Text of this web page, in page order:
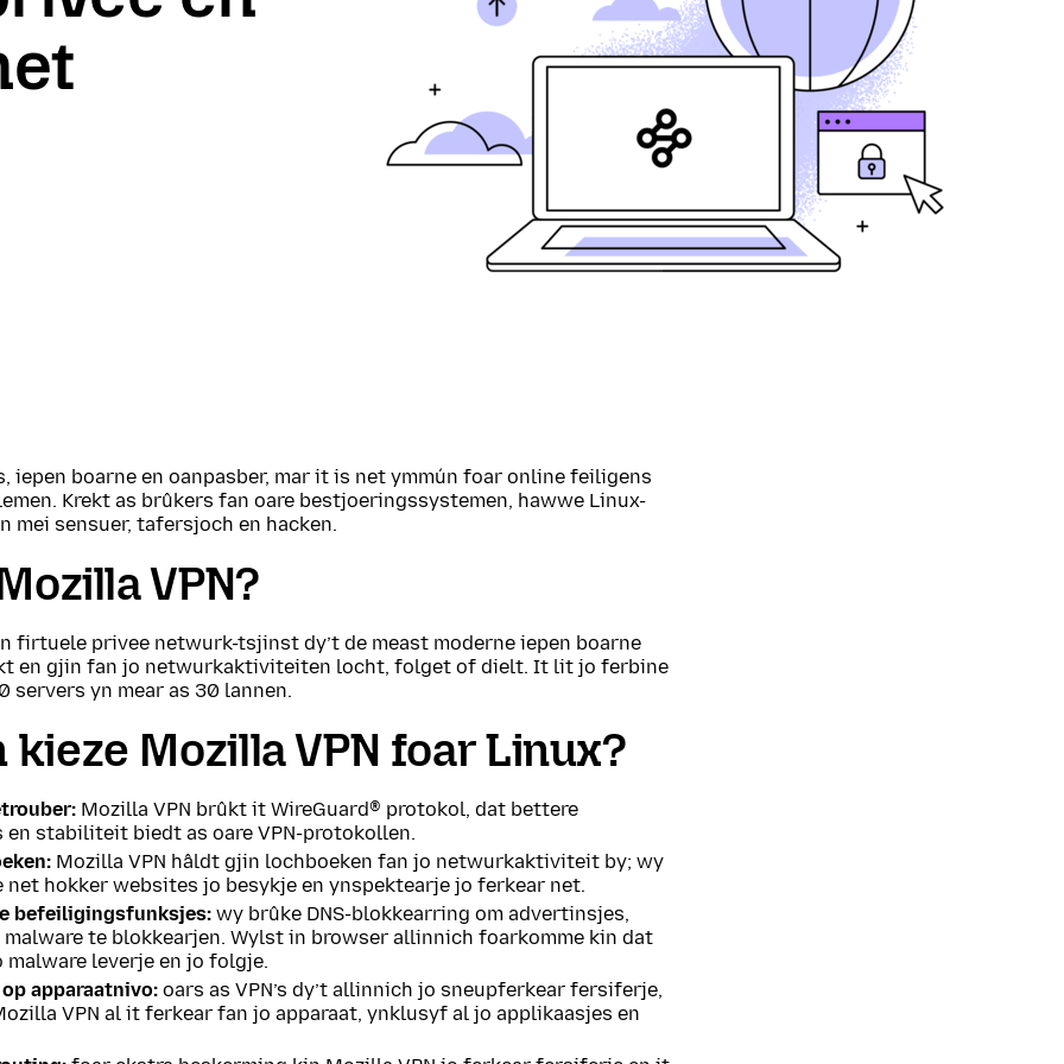
iepen boarne en oanpasber, mar it is net ymmún foar online feiligens
Krekt as brûkers fan oare bestjoeringssystemen, hawwe Linux-
mei sensuer, tafersjoch en hacken.
VPN?
firtuele privee netwurk-tsjinst dy’t de meast moderne iepen boarne
en gjin fan jo netwurkaktiviteiten locht, folget of dielt. It lit jo ferbine
servers yn mear as 30 lannen.
kieze Mozilla VPN foar Linux?
Mozilla VPN brûkt it WireGuard® protokol, dat bettere
en stabiliteit biedt as oare VPN-protokollen.
Mozilla VPN hâldt gjin lochboeken fan jo netwurkaktiviteit by; wy
net hokker websites jo besykje en ynspektearje jo ferkear net.
befeiligingsfunksjes: wy brûke DNS-blokkearring om advertinsjes,
malware te blokkearjen. Wylst in browser allinnich foarkomme kin dat
leverje en jo folgje.
apparaatnivo: oars as VPN’s dy’t allinnich jo sneupferkear fersiferje,
VPN al it ferkear fan jo apparaat, ynklusyf al jo applikaasjes en